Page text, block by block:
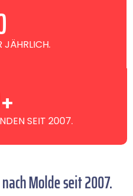
JÄHRLICH.
SEIT 2007.
+
Molde seit 2007.